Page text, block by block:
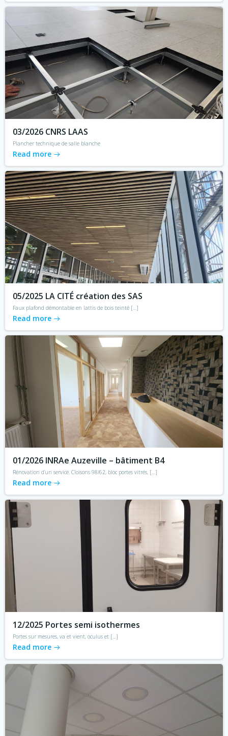
03/2026 CNRS LAAS
Plancher technique de salle blanche
Read more
05/2025 LA CITÉ création des SAS
Faux plafond démontable en lattis de bois teinté […]
Read more
01/2026 INRAe Auzeville – bâtiment B4
Rénovation d’un service. Cloisons 98/62, bloc portes vitrés, […]
Read more
12/2025 Portes semi isothermes
Portes sur mesures, va et vient, oculus et […]
Read more